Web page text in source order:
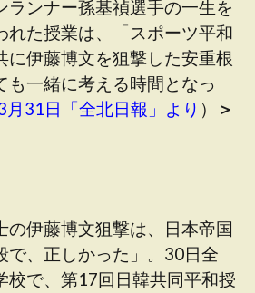
ランナー孫基禎選手の一生を
れた授業は、「スポーツ平和
に伊藤博文を狙撃した安重根
も一緒に考える時間となっ
月31日「全北日報」より ）
＞
の伊藤博文狙撃は、日本帝国
で、正しかった」。30日全
校で、第17回日韓共同平和授